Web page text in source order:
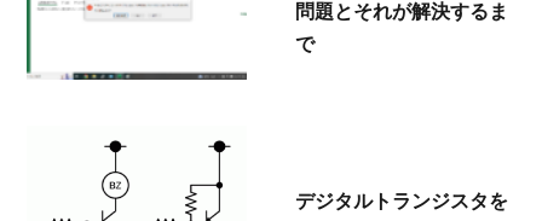
問題とそれが解決するま
で
デジタルトランジスタを